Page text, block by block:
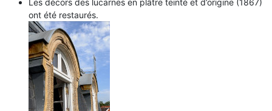
Les décors des lucarnes en plâtre teinté et d’origine (1867)
ont été restaurés.